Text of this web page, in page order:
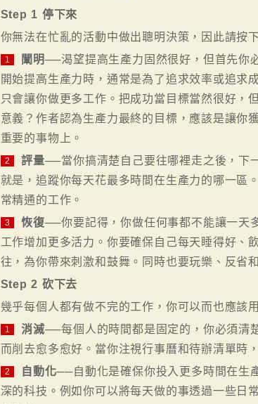
Step 1 停下來
你無法在忙亂的活動中做出聰明決策，因此請按
1 闡明──渴望提高生產力固然很好，但首先你
開始提高生產力時，通常是為了追求效率或追求
只會讓你做更多工作。把成功當目標當然很好，
意義？作者認為生產力最終的目標，應該是讓你
重要的事物上。
2 評量──當你搞清楚自己要往哪裡走之後，下
就是，追蹤你每天花最多時間在生產力的哪一區
常精通的工作。
3 恢復──你要記得，你做任何事都不能讓一天
工作增加更多活力。你要確保自己每天睡得好、
往，為你帶來刺激和鼓舞。同時也要玩樂、反省
Step 2 砍下去
幾乎每個人都有做不完的工作，你可以而也應該
1 消滅──每個人的時間都是固定的，你必須清
而削去愈多愈好。當你注視行事曆和待辦清單時
2 自動化──自動化是確保你投入更多時間在生
深的科技。例如你可以將每天做的事透過一些日